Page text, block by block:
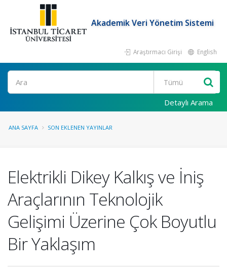
Akademik Veri Yönetim Sistemi
Araştırmacı Girişi English
Ara
Detaylı Arama
ANA SAYFA SON EKLENEN YAYINLAR
Elektrikli Dikey Kalkış ve İniş
Araçlarının Teknolojik
Gelişimi Üzerine Çok Boyutlu
Bir Yaklaşım